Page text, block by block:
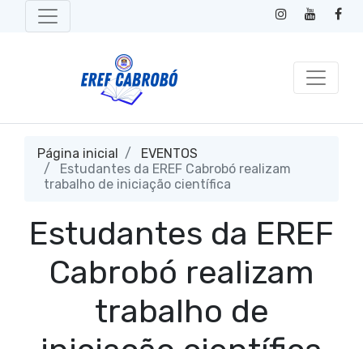
Página inicial
EVENTOS
Estudantes da EREF Cabrobó realizam
trabalho de iniciação científica
Estudantes da EREF
Cabrobó realizam
trabalho de